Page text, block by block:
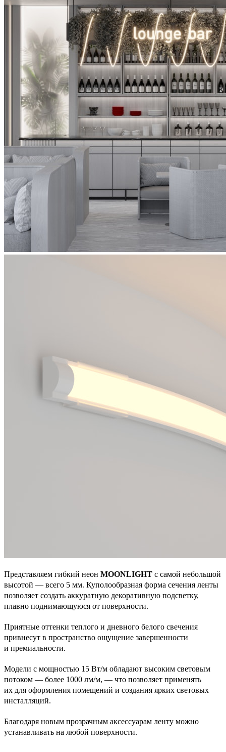
Представляем гибкий неон MOONLIGHT с самой небольшой
высотой — всего 5 мм. Куполообразная форма сечения ленты
позволяет создать аккуратную декоративную подсветку,
плавно поднимающуюся от поверхности.
Приятные оттенки теплого и дневного белого свечения
привнесут в пространство ощущение завершенности
и премиальности.
Модели с мощностью 15 Вт/м обладают высоким световым
потоком — более 1000 лм/м, — что позволяет применять
их для оформления помещений и создания ярких световых
инсталляций.
Благодаря новым прозрачным аксессуарам ленту можно
устанавливать на любой поверхности.